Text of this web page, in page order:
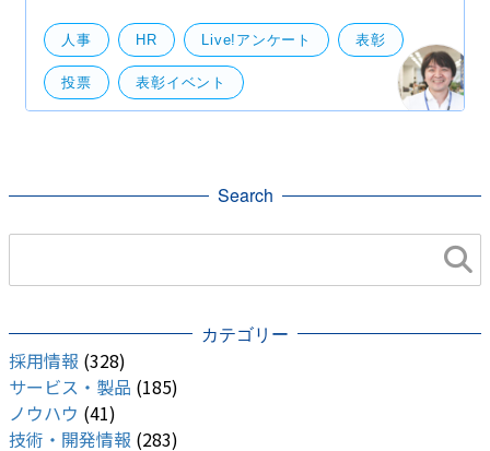
思うのがやっぱり会社内の人の活躍が見えづらくなっ
てると
人事 HR Live!アンケート 表彰
投票 表彰イベント
Search
カテゴリー
採用情報 (328)
サービス・製品 (185)
ノウハウ (41)
技術・開発情報 (283)